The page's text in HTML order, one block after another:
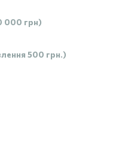
000 грн)
500 грн.)